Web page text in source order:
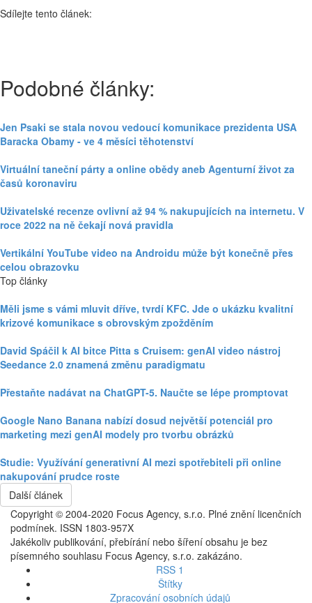
Sdílejte tento článek:
Podobné články:
Jen Psaki se stala novou vedoucí komunikace prezidenta USA
Baracka Obamy - ve 4 měsíci těhotenství
Virtuální taneční párty a online obědy aneb Agenturní život za
časů koronaviru
Uživatelské recenze ovlivní až 94 % nakupujících na internetu. V
roce 2022 na ně čekají nová pravidla
Vertikální YouTube video na Androidu může být konečně přes
celou obrazovku
Top články
Měli jsme s vámi mluvit dříve, tvrdí KFC. Jde o ukázku kvalitní
krizové komunikace s obrovským zpožděním
David Spáčil k AI bitce Pitta s Cruisem: genAI video nástroj
Seedance 2.0 znamená změnu paradigmatu
Přestaňte nadávat na ChatGPT-5. Naučte se lépe promptovat
Google Nano Banana nabízí dosud největší potenciál pro
marketing mezi genAI modely pro tvorbu obrázků
Studie: Využívání generativní AI mezi spotřebiteli při online
nakupování prudce roste
Další článek
Copyright © 2004-2020 Focus Agency, s.r.o. Plné znění licenčních
podmínek. ISSN 1803-957X
Jakékoliv publikování, přebírání nebo šíření obsahu je bez
písemného souhlasu Focus Agency, s.r.o. zakázáno.
RSS 1
Štítky
Zpracování osobních údajů